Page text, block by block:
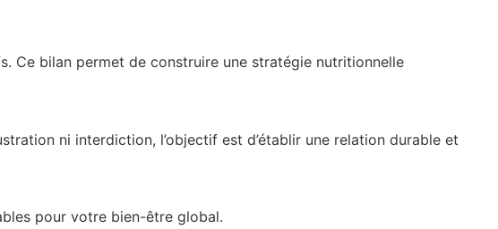
Ce bilan permet de construire une stratégie nutritionnelle
ni interdiction, l’objectif est d’établir une relation durable et
pour votre bien-être global.